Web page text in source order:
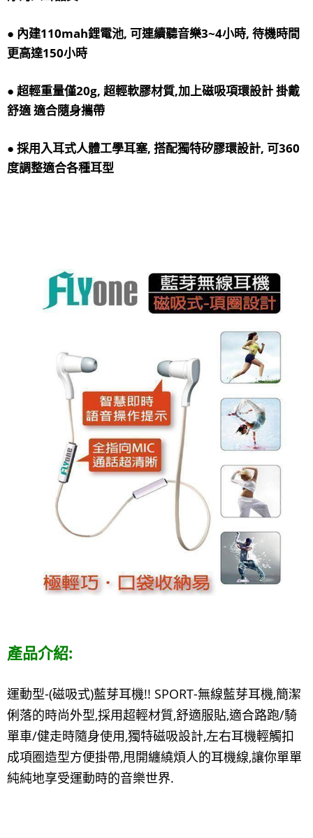
● 內建110mah鋰電池, 可連續聽音樂3~4小時, 待機時間
更高達150小時
● 超輕重量僅20g, 超輕軟膠材質,加上磁吸項環設計 掛戴
舒適 適合隨身攜帶
● 採用入耳式人體工學耳塞, 搭配獨特矽膠環設計, 可360
度調整適合各種耳型
產品介紹:
運動型-(磁吸式)藍芽耳機!! SPORT-無線藍芽耳機,簡潔
俐落的時尚外型,採用超輕材質,舒適服貼,適合路跑/騎
單車/健走時隨身使用,獨特磁吸設計,左右耳機輕觸扣
成項圈造型方便掛帶,甩開纏繞煩人的耳機線,讓你單單
純純地享受運動時的音樂世界.